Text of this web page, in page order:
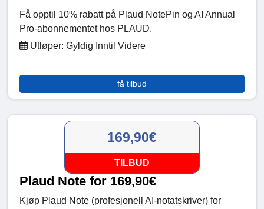
Få opptil 10% rabatt på Plaud NotePin og AI Annual
Pro-abonnementet hos PLAUD.
Utløper: Gyldig Inntil Videre
få tilbud
169,90€
TILBUD
Plaud Note for 169,90€
Kjøp Plaud Note (profesjonell AI-notatskriver) for